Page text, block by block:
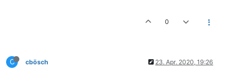
0
C cbösch 23. Apr. 2020, 19:26